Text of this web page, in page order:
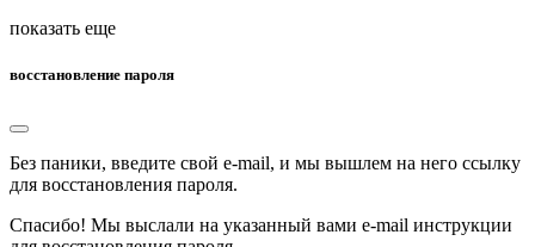
показать еще
восстановление пароля
Без паники, введите свой e-mail, и мы вышлем на него ссылку
для восстановления пароля.
Спасибо! Мы выслали на указанный вами e-mail инструкции